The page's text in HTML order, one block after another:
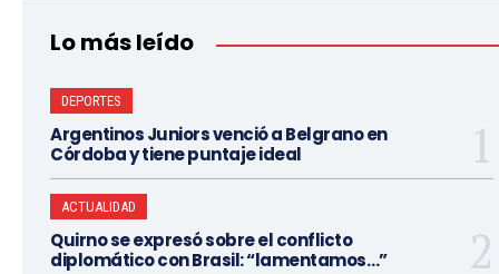
Lo más leído
DEPORTES
Argentinos Juniors venció a Belgrano en
Córdoba y tiene puntaje ideal
ACTUALIDAD
Quirno se expresó sobre el conflicto
diplomático con Brasil: “lamentamos…”